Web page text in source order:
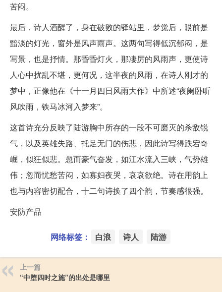
苦闷。
最后，诗人酒醒了，身在破败的驿站里，梦觉后，眼前是
黯淡的灯光，窗外是风声雨声。这两句写得低沉郁闷，是
写景，也是抒情。那昏昏灯火，那凄厉的风雨声，更使诗
人心中扰乱不堪，更何况，这半夜的风雨，在诗人刚才的
梦中，正像他在《十一月四日风雨大作》中所述“夜阑卧听
风吹雨，铁马冰河入梦来”。
这首诗充分反映了陆游胸中所存的一段不可磨灭的杀敌锐
气，以及英雄失路、托足无门的伤悲，因此诗写得跌宕奇
崛，似狂似悲。忽而豪气奋发，如江水流入三峡，气势雄
伟；忽而忧愁苦闷，如寡妇夜哭，哀哀欲绝。诗在用韵上
也与内容密切配合，十二句诗换了四个韵，节奏感很强。
安防产品
网络标签： 白浪 诗人 陆游
上一篇
“中堕四时之施”的出处是哪里